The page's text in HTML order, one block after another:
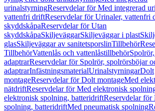
urinalstyrningReservdelar för Med integrerad
vattenfri driftReservdelar för Urinaler, vattenfri
skyddskåpaReservdelar för Utan
skyddskåpaSkiljeväggarSkiljeväggar i plast
glasSkiljeväggar av sanitetsporslinTillbehör
TillbehörVattenlås och vattenlåstillbehör
adaptrarReservdelar för Spolrör, spolrörsböjar
adaptrarInfästningsmaterialUrinalstyrningarDolt
montageReservdelar för Dolt montageMed
nätdriftReservdelar för Med elektronisk
elektronisk spolning, batteridriftReservdelar
spolning, batteridriftMed pneumatisk spolning